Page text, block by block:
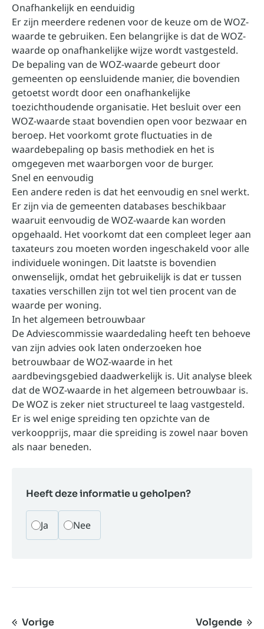
Onafhankelijk en eenduidig
Er zijn meerdere redenen voor de keuze om de WOZ-
waarde te gebruiken. Een belangrijke is dat de WOZ-
waarde op onafhankelijke wijze wordt vastgesteld.
De bepaling van de WOZ-waarde gebeurt door
gemeenten op eensluidende manier, die bovendien
getoetst wordt door een onafhankelijke
toezichthoudende organisatie. Het besluit over een
WOZ-waarde staat bovendien open voor bezwaar en
beroep. Het voorkomt grote fluctuaties in de
waardebepaling op basis methodiek en het is
omgegeven met waarborgen voor de burger.
Snel en eenvoudig
Een andere reden is dat het eenvoudig en snel werkt.
Er zijn via de gemeenten databases beschikbaar
waaruit eenvoudig de WOZ-waarde kan worden
opgehaald. Het voorkomt dat een compleet leger aan
taxateurs zou moeten worden ingeschakeld voor alle
individuele woningen. Dit laatste is bovendien
onwenselijk, omdat het gebruikelijk is dat er tussen
taxaties verschillen zijn tot wel tien procent van de
waarde per woning.
In het algemeen betrouwbaar
De Adviescommissie waardedaling heeft ten behoeve
van zijn advies ook laten onderzoeken hoe
betrouwbaar de WOZ-waarde in het
aardbevingsgebied daadwerkelijk is. Uit analyse bleek
dat de WOZ-waarde in het algemeen betrouwbaar is.
De WOZ is zeker niet structureel te laag vastgesteld.
Er is wel enige spreiding ten opzichte van de
verkoopprijs, maar die spreiding is zowel naar boven
als naar beneden.
Heeft deze informatie u geholpen?
Ja Nee
Vorige Volgende